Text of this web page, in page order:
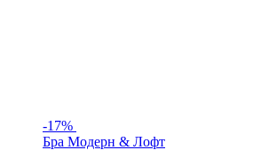
-17%
Бра Модерн & Лофт